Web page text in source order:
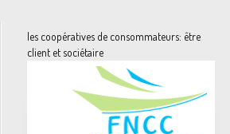
les coopératives de consommateurs: être
client et sociétaire